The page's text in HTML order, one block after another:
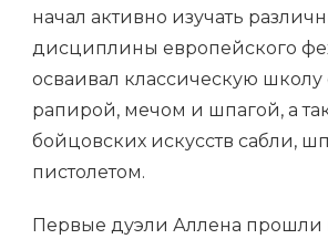
начал активно изучать
дисциплины европейского
осваивал классическую школу
рапирой, мечом и шпагой, а
бойцовских искусств сабли,
пистолетом.
Первые дуэли Аллена прошли